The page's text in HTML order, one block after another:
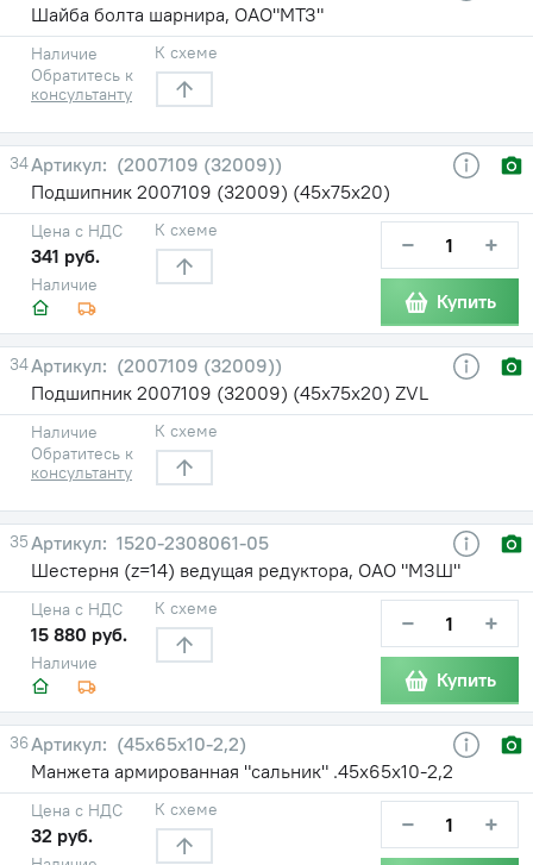
Шайба болта шарнира, ОАО"МТЗ"
Наличие
Обратитесь к
консультанту
К схеме
34
(2007109 (32009))
Подшипник 2007109 (32009) (45х75х20)
Наличие
Цена с НДС
341 руб.
К схеме − +
Купить
34
(2007109 (32009))
Подшипник 2007109 (32009) (45х75х20) ZVL
Наличие
Обратитесь к
консультанту
К схеме
35
1520-2308061-05
Шестерня (z=14) ведущая редуктора, ОАО "МЗШ"
Наличие
Цена с НДС
15 880 руб.
К схеме − +
Купить
36
(45х65х10-2,2)
Манжета армированная "сальник" .45х65х10-2,2
Цена с НДС
32 руб.
К схеме − +